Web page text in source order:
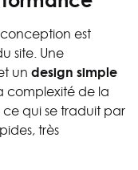
est
site. Une
un design simple
complexité de la
qui se traduit par
très